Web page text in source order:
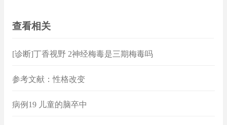
查看相关
[诊断]丁香视野 2神经梅毒是三期梅毒吗
参考文献：性格改变
病例19 儿童的脑卒中